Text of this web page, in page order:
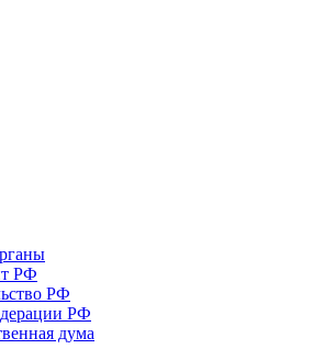
РФ
РФ
РФ
дума